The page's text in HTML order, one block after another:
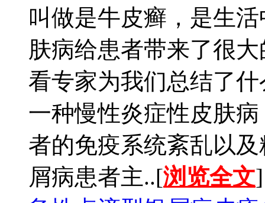
叫做是牛皮癣，是生
肤病给患者带来了很
看专家为我们总结了
一种慢性炎症性皮肤
者的免疫系统紊乱以
屑病患者主..[浏览全文]